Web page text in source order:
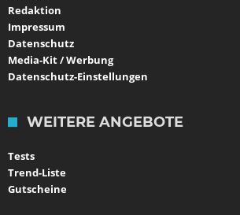
Redaktion
Impressum
Datenschutz
Media-Kit / Werbung
Datenschutz-Einstellungen
WEITERE ANGEBOTE
Tests
Trend-Liste
Gutscheine